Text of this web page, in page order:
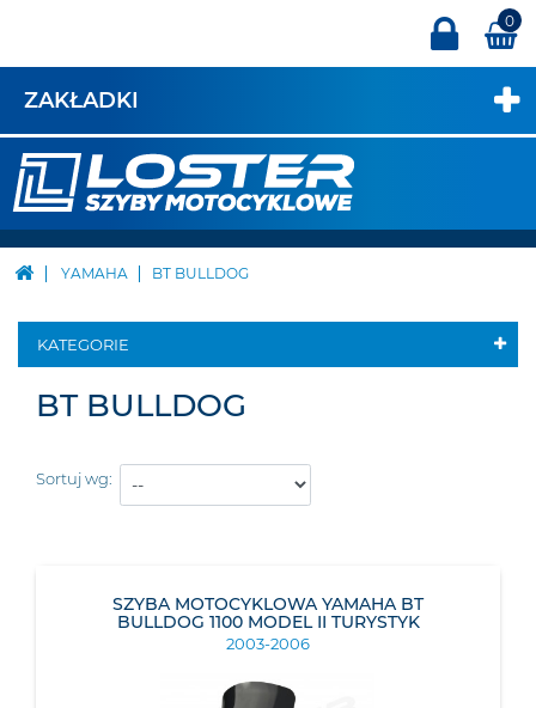
0
ZAKŁADKI
YAMAHA BT BULLDOG
KATEGORIE
BT BULLDOG
Sortuj wg:
SZYBA MOTOCYKLOWA YAMAHA BT
BULLDOG 1100 MODEL II TURYSTYK
2003-2006